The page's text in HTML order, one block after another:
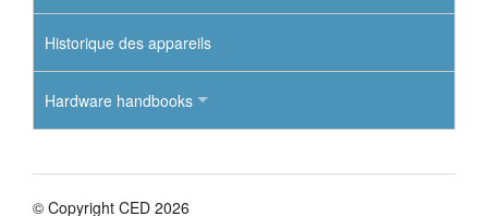
Historique des appareils
Hardware handbooks
© Copyright CED 2026